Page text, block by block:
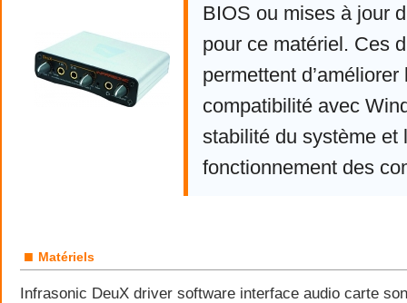
BIOS ou mises à jour
pour ce matériel. Ces
permettent d’améliorer
compatibilité avec
stabilité du système et
fonctionnement des
■ Matériels
Infrasonic DeuX driver software interface audio carte